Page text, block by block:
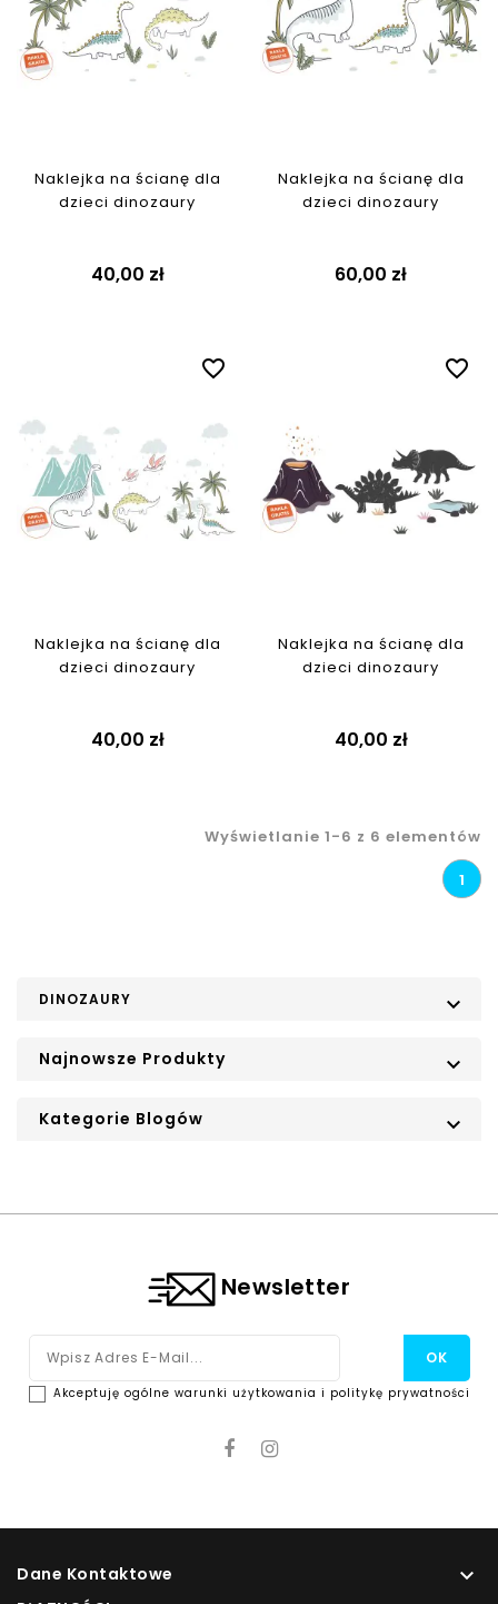
Naklejka na ścianę dla
dzieci dinozaury
40,00 zł
Naklejka na ścianę dla
dzieci dinozaury
60,00 zł
favorite_border
Naklejka na ścianę dla
dzieci dinozaury
40,00 zł
favorite_border
Naklejka na ścianę dla
dzieci dinozaury
40,00 zł
Wyświetlanie 1-6 z 6 elementów
1
DINOZAURY 
Najnowsze Produkty 
Kategorie Blogów 
Newsletter
Akceptuję ogólne warunki użytkowania i politykę prywatności
Dane Kontaktowe 